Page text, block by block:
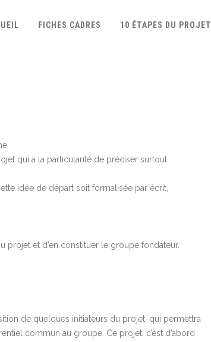
FICHES CADRES 10 ÉTAPES DU PROJET
qui a la particularité de préciser surtout
idée de départ soit formalisée par écrit,
projet et d’en constituer le groupe fondateur.
de quelques initiateurs du projet, qui permettra
commun au groupe. Ce projet, c’est d’abord